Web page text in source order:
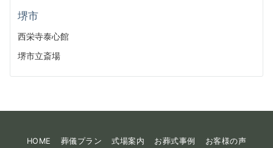
堺市
西栄寺泰心館
堺市立斎場
HOME 葬儀プラン 式場案内 お葬式事例 お客様の声